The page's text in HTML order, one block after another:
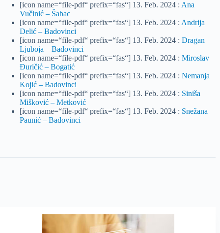
[icon name=“file-pdf“ prefix=“fas“] 13. Feb. 2024 : Ana
Vučinić – Šabac
[icon name=“file-pdf“ prefix=“fas“] 13. Feb. 2024 : Andrija
Delić – Badovinci
[icon name=“file-pdf“ prefix=“fas“] 13. Feb. 2024 : Dragan
Ljuboja – Badovinci
[icon name=“file-pdf“ prefix=“fas“] 13. Feb. 2024 : Miroslav
Đuričić – Bogatić
[icon name=“file-pdf“ prefix=“fas“] 13. Feb. 2024 : Nemanja
Kojić – Badovinci
[icon name=“file-pdf“ prefix=“fas“] 13. Feb. 2024 : Siniša
Mišković – Metković
[icon name=“file-pdf“ prefix=“fas“] 13. Feb. 2024 : Snežana
Paunić – Badovinci